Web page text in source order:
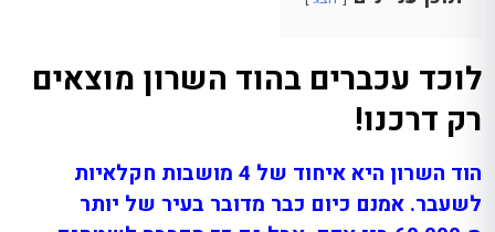
לוכד עכברים בהוד השרון מוצאים
רק דרכנו!
הוד השרון היא איחוד של 4 מושבות חקלאיות
לשעבר. אמנם כיום כבר מדובר בעיר של יותר